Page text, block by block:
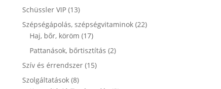
Schüssler VIP 1313
termék
Szépségápolás, szépségvitaminok 2222
Haj, bőr, köröm 1717
termék
Pattanások, bőrtisztítás 22
Szív és érrendszer 1515
Szolgáltatások 88